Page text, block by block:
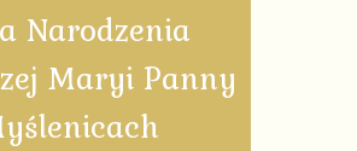
Narodzenia
Maryi Panny